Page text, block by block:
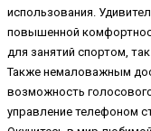
использования.
повышенной
для занятий спортом,
Также немаловажным
возможность
управление телефоном